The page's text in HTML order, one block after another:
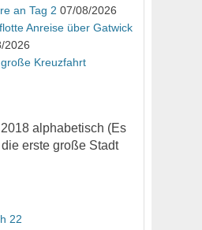
an Tag 2 07/08/2026
Anreise über Gatwick
2026
Kreuzfahrt
alphabetisch (Es
erste große Stadt
22